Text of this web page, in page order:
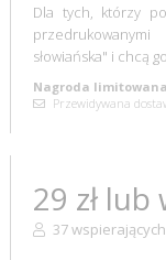
Dla tych, którzy
słowiańska" i chcą
Nagroda
Przewidywana
29 zł lub
37 wspierających